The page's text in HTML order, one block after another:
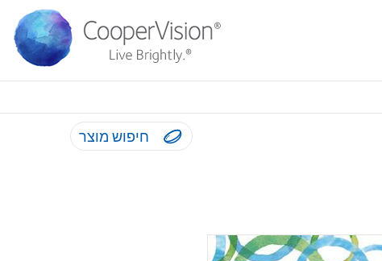
חיפוש מוצר